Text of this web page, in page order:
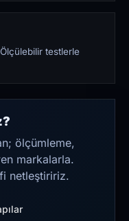
testlerle
ölçümleme,
markalarla.
netleştiririz.